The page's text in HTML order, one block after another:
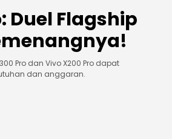
Duel Flagship
Pro dan Vivo X200 Pro dapat
dan anggaran.